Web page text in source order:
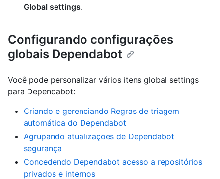
Global settings.
Configurando configurações
globais Dependabot
Você pode personalizar vários itens global settings
para Dependabot:
Criando e gerenciando Regras de triagem
automática do Dependabot
Agrupando atualizações de Dependabot
segurança
Concedendo Dependabot acesso a repositórios
privados e internos